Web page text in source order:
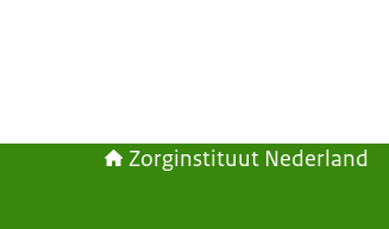
Zorginstituut Nederland